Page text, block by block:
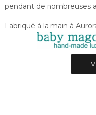
pendant de nombreuses
Fabriqué à la main à